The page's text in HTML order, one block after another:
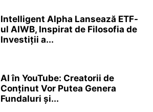
Intelligent Alpha Lansează ETF-
ul AIWB, Inspirat de Filosofia de
Investiții a...
AI în YouTube: Creatorii de
Conținut Vor Putea Genera
Fundaluri și...